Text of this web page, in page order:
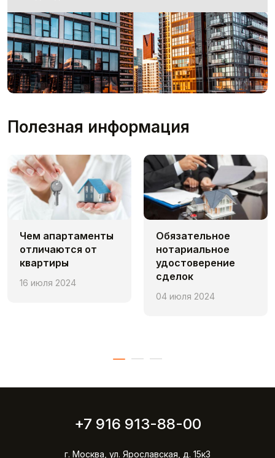
Полезная информация
Чем апaртаменты
отличаются от
квартиры
16 июля 2024
Обязательное
нотариальное
удостоверение
сделок
04 июля 2024
+7 916 913-88-00
г. Москва, ул. Ярославская, д. 15к3